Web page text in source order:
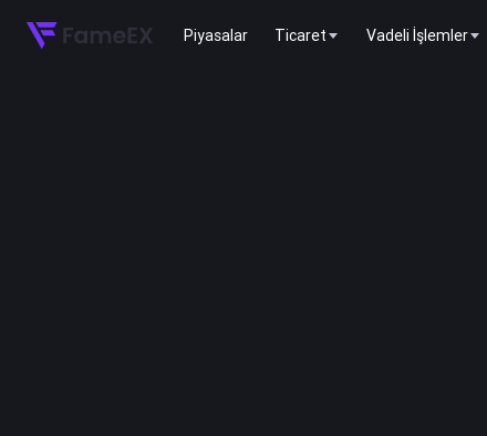
Piyasalar Ticaret Vadeli İşlemler